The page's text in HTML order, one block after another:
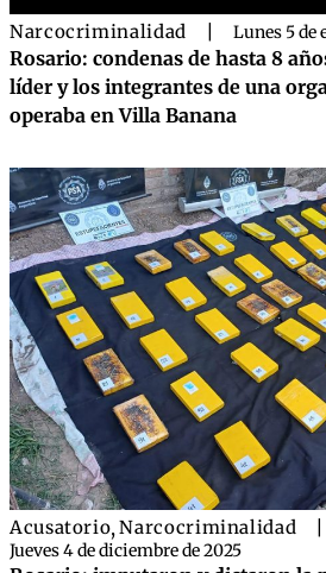
Narcocriminalidad Lunes 5 de
Rosario: condenas de hasta 8
líder y los integrantes de una
operaba en Villa Banana
Acusatorio,Narcocriminalidad
Jueves 4 de diciembre de 2025